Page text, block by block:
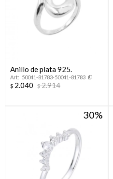
Anillo de plata 925.
50041-81783-50041-81783
$ 2.040 $2.914
30